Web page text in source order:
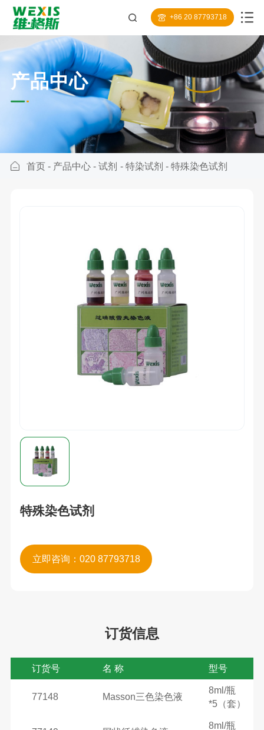
+86 20 87793718
产品中心
首页 - 产品中心 - 试剂 - 特染试剂 - 特殊染色试剂
特殊染色试剂
立即咨询：020 87793718
订货信息
订货号 名 称 型号
77148 Masson三色染色液
8ml/瓶
*5（套）
8ml/瓶